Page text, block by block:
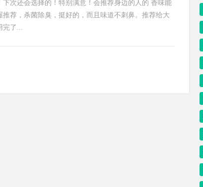
次还会选择的！特别满意！会推荐身边的人的 香味能
荐，杀菌除臭，挺好的，而且味道不刺鼻。推荐给大
完了...